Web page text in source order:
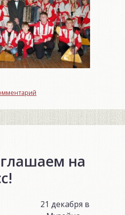
на
21 декабря в